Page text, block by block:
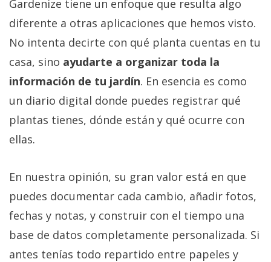
Gardenize tiene un enfoque que resulta algo
diferente a otras aplicaciones que hemos visto.
No intenta decirte con qué planta cuentas en tu
casa, sino ayudarte a organizar toda la
información de tu jardín. En esencia es como
un diario digital donde puedes registrar qué
plantas tienes, dónde están y qué ocurre con
ellas.
En nuestra opinión, su gran valor está en que
puedes documentar cada cambio, añadir fotos,
fechas y notas, y construir con el tiempo una
base de datos completamente personalizada. Si
antes tenías todo repartido entre papeles y